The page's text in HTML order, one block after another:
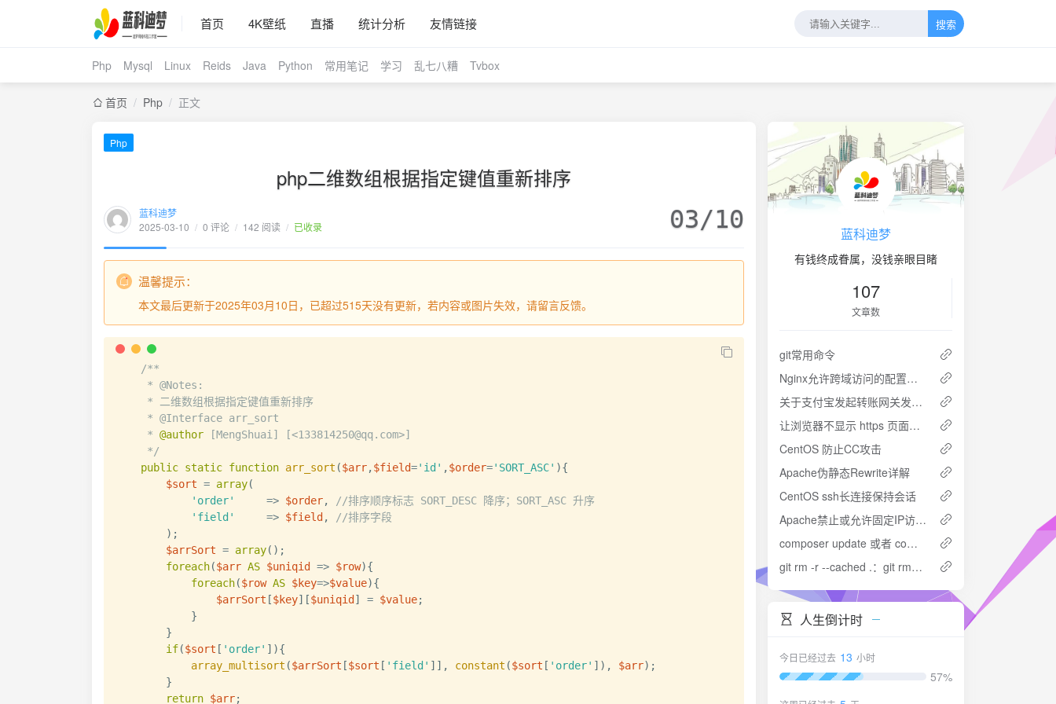
首页 4K壁纸 直播 统计分析 友情链接 搜索
Php Mysql Linux Reids Java Python 常用笔记 学习 乱七八糟 Tvbox
首页 / Php / 正文
Php
php二维数组根据指定键值重新排序
蓝科迪梦
2025-03-10 / 0 评论 / 142 阅读 / 已收录 03/10
温馨提示：
本文最后更新于2025年03月10日，已超过515天没有更新，若内容或图片失效，请留言反馈。
/**
     * @Notes:
     * 二维数组根据指定键值重新排序
     * @Interface arr_sort
     *
@author [MengShuai] [<133814250@qq.com>]
     */
public static function arr_sort ($arr,$field='id' ,$order='SORT_ASC' ){
$sort = array(
'order'
=> $order,
//排序顺序标志 SORT_DESC 降序；SORT_ASC 升序
'field'
=> $field ,
//排序字段
) ;
$arrSort = array( ) ;
foreach($arr AS $uniqid => $row){
foreach($row AS $key=>$value){
$arrSort [$key] [$uniqid ] = $value;
}
}
if($sort [ 'order' ] ){
array_multisort ($arrSort [$sort [ 'field' ] ] , constant ($sort [ 'order' ] ) , $arr) ;
}
return $arr;
蓝科迪梦
有钱终成眷属，没钱亲眼目睹
107
文章数
git常用命令
Nginx允许跨域访问的配置问题
关于支付宝发起转账网关发送转账请求
让浏览器不显示 https 页面中 http 请求警报 http-equiv=”Content-Security-Policy” content=”upgrade-insecure-requests”
CentOS 防止CC攻击
Apache伪静态Rewrite详解
CentOS ssh长连接保持会话
Apache禁止或允许固定IP访问特定目录、文件、URL
composer update 或者 composer install提示killed解决办法
git rm -r --cached .：git rm–r folder fatal:pathspec &quot;&quot; did not match any files 解决办法
人生倒计时
今日已经过去 13 小时
57%